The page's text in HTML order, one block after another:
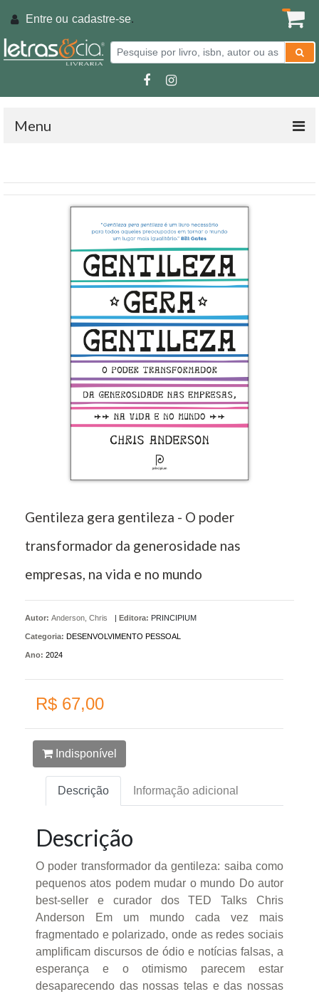
Entre ou cadastre-se.
Menu
Gentileza gera gentileza - O poder
transformador da generosidade nas
empresas, na vida e no mundo
Autor: Anderson, Chris Editora: PRINCIPIUM
Categoria: DESENVOLVIMENTO PESSOAL
Ano: 2024
R$ 67,00
Indisponível
Descrição Informação adicional
Descrição
O poder transformador da gentileza: saiba como
pequenos atos podem mudar o mundo Do autor
best-seller e curador dos TED Talks Chris
Anderson Em um mundo cada vez mais
fragmentado e polarizado, onde as redes sociais
amplificam discursos de ódio e notícias falsas, a
esperança e o otimismo parecem estar
desaparecendo das nossas telas e das nossas